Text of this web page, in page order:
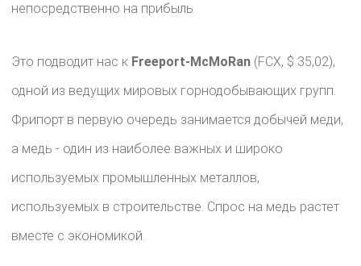
непосредственно на прибыль.
Это подводит нас к Freeport-McMoRan (FCX, $ 35,02),
одной из ведущих мировых горнодобывающих групп.
Фрипорт в первую очередь занимается добычей меди,
а медь - один из наиболее важных и широко
используемых промышленных металлов,
используемых в строительстве. Спрос на медь растет
вместе с экономикой.